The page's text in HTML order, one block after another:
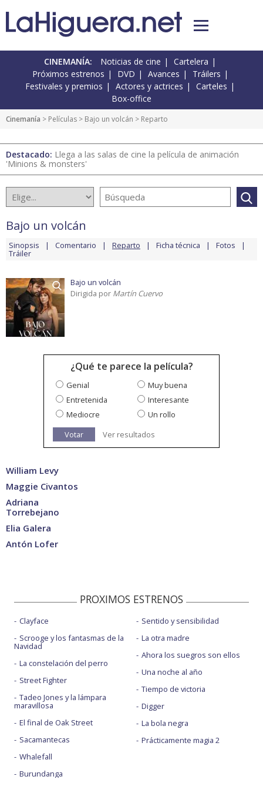
CINEMANÍA: Noticias de cine
Cartelera
Próximos estrenos
DVD Avances
Tráilers
Festivales y premios
Actores y actrices
Carteles
Box-office
Cinemanía > Películas > Bajo un volcán > Reparto
Destacado: Llega a las salas de cine la película de animación
'Minions & monsters'
Bajo un volcán
Sinopsis Comentario Reparto Ficha técnica Fotos
Tráiler
Bajo un volcán
Dirigida por Martín Cuervo
¿Qué te parece la película?
Genial
Muy buena
Entretenida
Interesante
Mediocre
Un rollo
Votar
Ver resultados
William Levy
Maggie Civantos
Adriana
Torrebejano
Elia Galera
Antón Lofer
PROXIMOS ESTRENOS
Clayface
Scrooge y los fantasmas de la
Navidad
La constelación del perro
Street Fighter
Tadeo Jones y la lámpara
maravillosa
El final de Oak Street
Sacamantecas
Whalefall
Burundanga
Sentido y sensibilidad
La otra madre
Ahora los suegros son ellos
Una noche al año
Tiempo de victoria
Digger
La bola negra
Prácticamente magia 2